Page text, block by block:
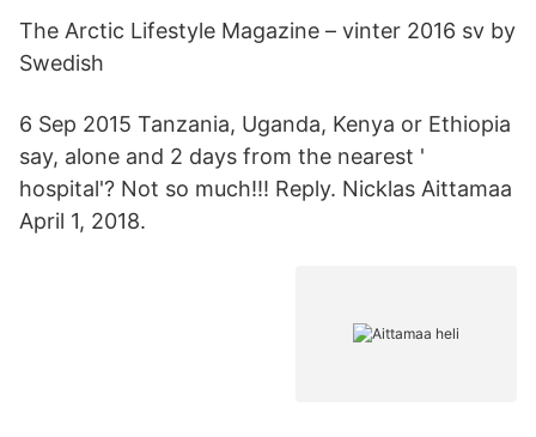
The Arctic Lifestyle Magazine – vinter 2016 sv by
Swedish
6 Sep 2015 Tanzania, Uganda, Kenya or Ethiopia
say, alone and 2 days from the nearest '
hospital'? Not so much!!! Reply. Nicklas Aittamaa
April 1, 2018.